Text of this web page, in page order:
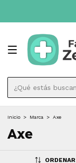
Inicio > Marca > Axe
Axe
ORDENAR